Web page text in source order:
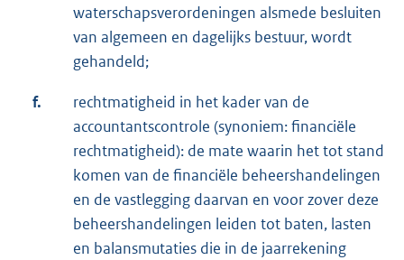
waterschapsverordeningen alsmede besluiten
van algemeen en dagelijks bestuur, wordt
gehandeld;
f.
rechtmatigheid in het kader van de
accountantscontrole (synoniem: financiële
rechtmatigheid): de mate waarin het tot stand
komen van de financiële beheershandelingen
en de vastlegging daarvan en voor zover deze
beheershandelingen leiden tot baten, lasten
en balansmutaties die in de jaarrekening